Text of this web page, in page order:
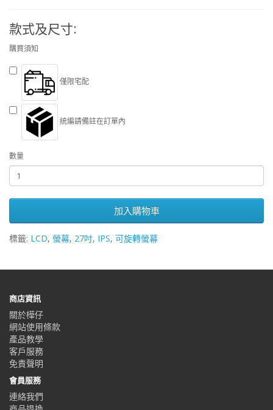
款式及尺寸:
購買須知
僅限宅配
統編請備註在訂單內
數量
加入購物車
標籤: LCD, 螢幕, 27吋, IPS, 可旋轉螢幕
商店資訊
關於樺仔
網站使用條款
產品教學
客戶服務
免責聲明
會員服務
連絡我們